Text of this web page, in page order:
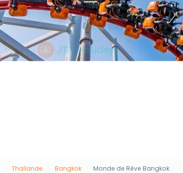
Thaïlande Bangkok Monde de Rêve Bangkok